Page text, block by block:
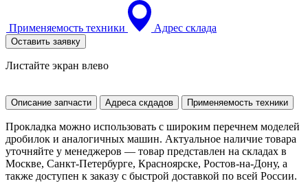
Применяемость техники Адрес склада
Оставить заявку
Листайте экран влево
Описание запчасти Адреса скдадов Применяемость техники
Прокладка можно использовать с широким перечнем моделей
дробилок и аналогичных машин. Актуальное наличие товара
уточняйте у менеджеров — товар представлен на складах в
Москве, Санкт-Петербурге, Красноярске, Ростов-на-Дону, а
также доступен к заказу с быстрой доставкой по всей России.